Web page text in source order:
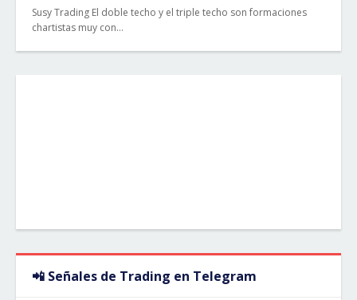
Susy Trading El doble techo y el triple techo son formaciones
chartistas muy con…
📲 Señales de Trading en Telegram